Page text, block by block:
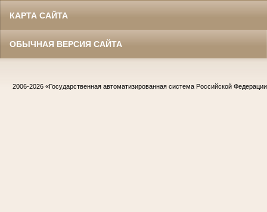
КАРТА САЙТА
ОБЫЧНАЯ ВЕРСИЯ САЙТА
2006-2026 «Государственная автоматизированная система Российской